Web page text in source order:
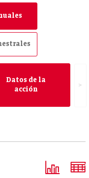
Datos de la
acción
>